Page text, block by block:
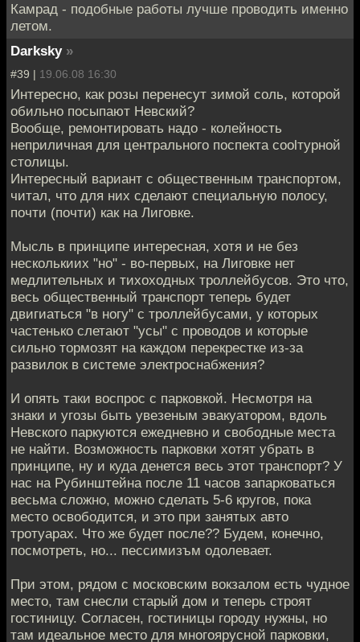
Камрад - подобные работы лучше проводить именно
летом.
Darksky »
#39 | 19.06.08 16:30
Интересно, как розы перенесут зимой соль, которой
обильно посыпают Невский?
Вообще, ремонтировать надо - колейность
неприличная для центрального поспекта coolтурной
столицы.
Интересный вариант с общественным транспортом,
читал, что для них сделают специальную полосу,
почти (почти) как на Лиговке.
Мысль в принципе интересная, хотя и не без
несколькиих "но" - во-первых, на Лиговке нет
медлительных и тихоходных троллейбусов. Это что,
весь общественный транспорт теперь будет
двигиаться "в ногу" с троллейбусами, у которых
частенько слетают "усы" с проводов и которые
сильно тормозят на каждом перекрестке из-за
развилок в системе электроснабжения?
И опять таки воспрос с парковкой. Несмотря на
знаки и угозы быть увезеным эвакуатором, вдоль
Невского паркуются ежедневно и свободные места
не найти. Возможность парковки хотят убрать в
принципе, ну и куда денется весь этот транспорт? У
нас на Рубинштейна после 11 часов запарковаться
весьма сложно, можно сделать 5-6 кругов, пока
место освободится, и это при занятых авто
тротуарах. Что же будет после?? Будем, конечно,
посмотреть, но... пессимизъм одолевает.
При этом, рядом с московским вокзалом есть чудное
место, там снесли старый дом и теперь строят
гостиницу. Согласен, гостиницы городу нужны, но
там идеальное место для многоярусной парковки,